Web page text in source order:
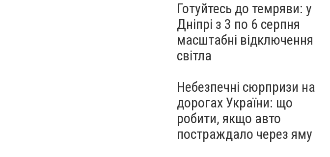
Готуйтесь до темряви: у
Дніпрі з 3 по 6 серпня
масштабні відключення
світла
Небезпечні сюрпризи на
дорогах України: що
робити, якщо авто
постраждало через яму